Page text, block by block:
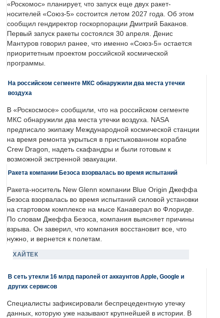
«Роскомос» планирует, что запуск еще двух ракет-
носителей «Союз-5» состоится летом 2027 года. Об этом
сообщил гендиректор госкорпорации Дмитрий Баканов.
Первый запуск ракеты состоялся 30 апреля. Денис
Мантуров говорил ранее, что именно «Союз-5» остается
приоритетным проектом российской космической
программы.
На российском сегменте МКС обнаружили два места утечки
воздуха
В «Роскосмосе» сообщили, что на российском сегменте
МКС обнаружили два места утечки воздуха. NASA
предписало экипажу Международной космической станции
на время ремонта укрыться в пристыкованном корабле
Crew Dragon, надеть скафандры и были готовым к
возможной экстренной эвакуации.
Ракета компании Безоса взорвалась во время испытаний
Ракета-носитель New Glenn компании Blue Origin Джеффа
Безоса взорвалась во время испытаний силовой установки
на стартовом комплексе на мысе Канаверал во Флориде.
По словам Джеффа Безоса, компания выясняет причины
взрыва. Он заверил, что компания восстановит все, что
нужно, и вернется к полетам.
ХАЙТЕК
В сеть утекли 16 млрд паролей от аккаунтов Apple, Google и
других сервисов
Специалисты зафиксировали беспрецедентную утечку
данных, которую уже называют крупнейшей в истории. В